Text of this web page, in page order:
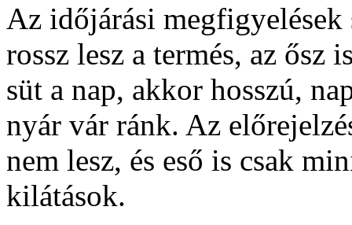
Az időjárási
rossz lesz a termés, az ősz
süt a nap, akkor hosszú,
nyár vár ránk. Az
nem lesz, és eső is csak
kilátások.